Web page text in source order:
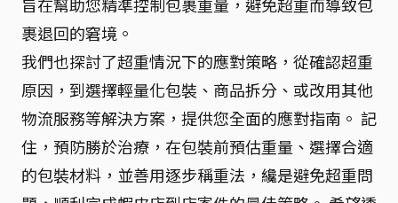
裹退回的窘境。
我們也探討了超重情況下的應對策略，從確認超重
原因，到選擇輕量化包裝、商品拆分、或改用其他
物流服務等解決方案，提供您全面的應對指南。 記
住，預防勝於治療，在包裝前預估重量、選擇合適
的包裝材料，並善用逐步稱重法，纔是避免超重問